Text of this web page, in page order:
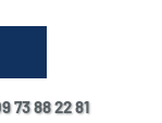
73 88 22 81